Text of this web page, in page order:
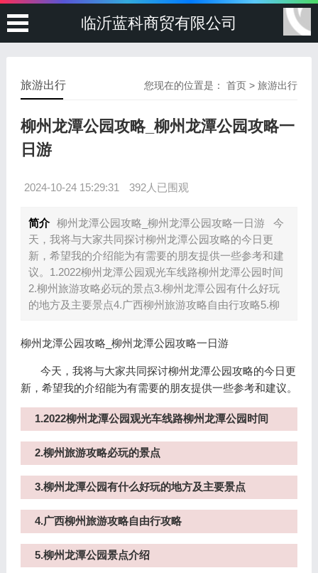
临沂蓝科商贸有限公司
您现在的位置是：首页 >旅游出行
旅游出行
柳州龙潭公园攻略_柳州龙潭公园攻略一
日游
2024-10-24 15:29:31 392人已围观
简介 柳州龙潭公园攻略_柳州龙潭公园攻略一日游 今
天，我将与大家共同探讨柳州龙潭公园攻略的今日更
新，希望我的介绍能为有需要的朋友提供一些参考和建
议。1.2022柳州龙潭公园观光车线路柳州龙潭公园时间
2.柳州旅游攻略必玩的景点3.柳州龙潭公园有什么好玩
的地方及主要景点4.广西柳州旅游攻略自由行攻略5.柳
柳州龙潭公园攻略_柳州龙潭公园攻略一日游
今天，我将与大家共同探讨柳州龙潭公园攻略的今日更
新，希望我的介绍能为有需要的朋友提供一些参考和建议。
1.2022柳州龙潭公园观光车线路柳州龙潭公园时间
2.柳州旅游攻略必玩的景点
3.柳州龙潭公园有什么好玩的地方及主要景点
4.广西柳州旅游攻略自由行攻略
5.柳州龙潭公园景点介绍